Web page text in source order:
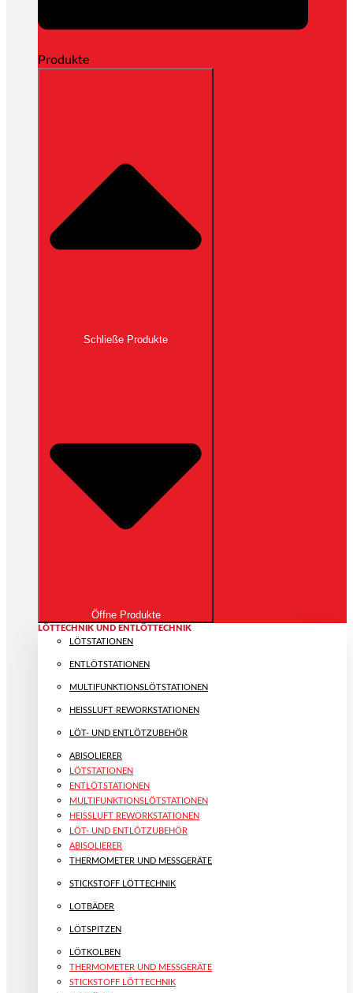
Produkte
Schließe Produkte
Öffne Produkte
LÖTTECHNIK UND ENTLÖTTECHNIK
LÖTSTATIONEN
ENTLÖTSTATIONEN
MULTIFUNKTIONS­LÖTSTATIONEN
HEISSLUFT REWORKSTATIONEN
LÖT- UND ENTLÖTZUBEHÖR
ABISOLIERER
LÖTSTATIONEN
ENTLÖTSTATIONEN
MULTIFUNKTIONS­LÖTSTATIONEN
HEISSLUFT REWORKSTATIONEN
LÖT- UND ENTLÖTZUBEHÖR
ABISOLIERER
THERMOMETER UND MESSGERÄTE
STICKSTOFF LÖTTECHNIK
LOTBÄDER
LÖTSPITZEN
LÖTKOLBEN
THERMOMETER UND MESSGERÄTE
STICKSTOFF LÖTTECHNIK